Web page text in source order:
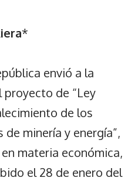
*
envió a la
de “Ley
de los
minería y energía”,
materia económica,
el 28 de enero del